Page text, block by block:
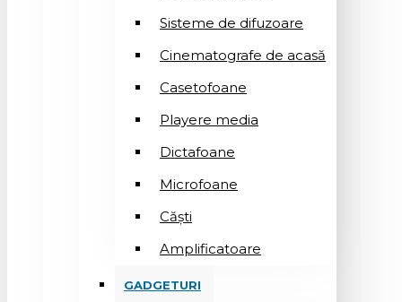
Sisteme de difuzoare
Cinematografe de acasă
Casetofoane
Playere media
Dictafoane
Microfoane
Căşti
Amplificatoare
GADGETURI